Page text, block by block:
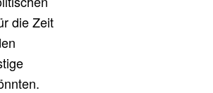
die Zeit